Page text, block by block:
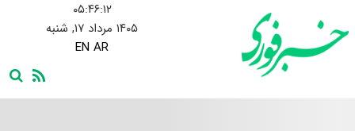
۰۵:۴۶:۱۳
۱۴۰۵ مرداد ۱۷, شنبه
EN AR